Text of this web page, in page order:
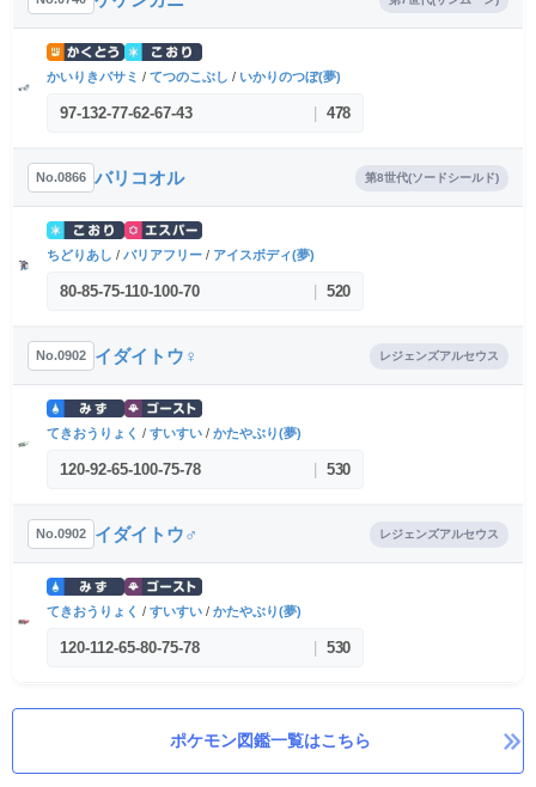
かいりきバサミ / てつのこぶし / いかりのつぼ(夢)
97-132-77-62-67-43 478
No.0866 バリコオル 第8世代(ソードシールド)
ちどりあし / バリアフリー / アイスボディ(夢)
80-85-75-110-100-70 520
No.0902 イダイトウ♀ レジェンズアルセウス
てきおうりょく / すいすい / かたやぶり(夢)
120-92-65-100-75-78 530
No.0902 イダイトウ♂ レジェンズアルセウス
てきおうりょく / すいすい / かたやぶり(夢)
120-112-65-80-75-78 530
ポケモン図鑑一覧はこちら